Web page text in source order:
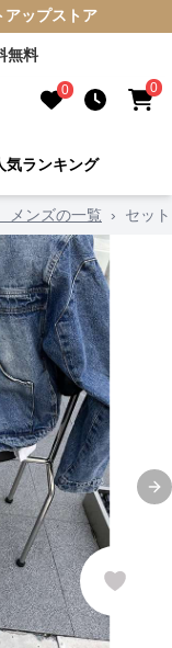
アップストア
無料
0 0
気ランキング
ンズの一覧 › セッ